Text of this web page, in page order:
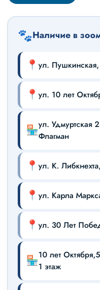
Полезные добавки:
минеральными
Здоровье суставов:
эластином, которые
Универсальность:
пород с 6 месяцев.
Состав: индейка,
рыбий жир, клетчатка, желе
🐾Наличие в
📍 ул.
📍 ул. 10 лет
🏪ул. Удмуртская
Флагман
📍 ул. К.
📍 ул. Карла
📍 ул. 30 Лет
🏪10 лет
1 этаж